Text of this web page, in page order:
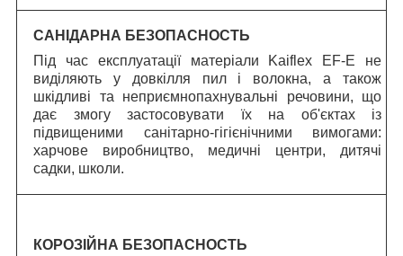
САНІДАРНА БЕЗОПАСНОСТЬ
Під час експлуатації матеріали Kaiflex EF-E не
виділяють у довкілля пил і волокна, а також
шкідливі та неприємнопахнувальні речовини, що
дає змогу застосовувати їх на об'єктах із
підвищеними санітарно-гігієнічними вимогами:
харчове виробництво, медичні центри, дитячі
садки, школи.
КОРОЗІЙНА БЕЗОПАСНОСТЬ